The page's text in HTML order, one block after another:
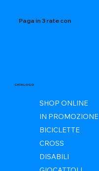
Paga in 3 rate con
CATALOGO
SHOP ONLINE
IN PROMOZIONE
BICICLETTE
CROSS
DISABILI